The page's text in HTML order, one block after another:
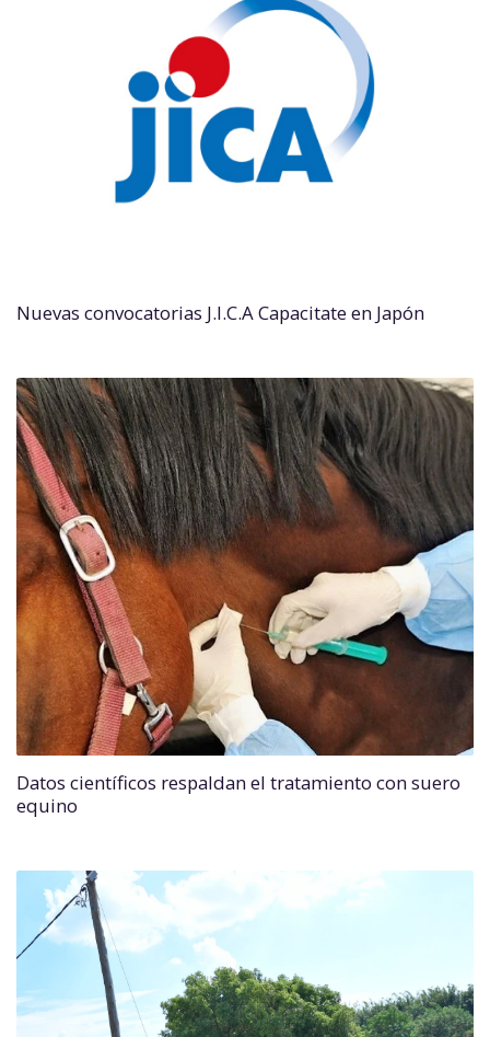
Nuevas convocatorias J.I.C.A Capacitate en Japón
Datos científicos respaldan el tratamiento con suero
equino